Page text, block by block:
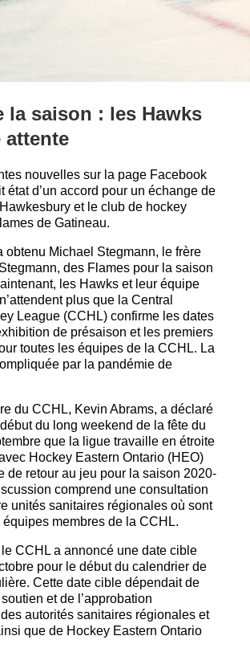
la saison : les Hawks
attente
nouvelles sur la page Facebook
état d’un accord pour un échange de
et le club de hockey
de Gatineau.
obtenu Michael Stegmann, le frère
des Flames pour la saison
les Hawks et leur équipe
plus que la Central
League (CCHL) confirme les dates
de présaison et les premiers
toutes les équipes de la CCHL. La
par la pandémie de
du CCHL, Kevin Abrams, a déclaré
du long weekend de la fête du
que la ligue travaille en étroite
Hockey Eastern Ontario (HEO)
de retour au jeu pour la saison 2020-
comprend une consultation
unités sanitaires régionales où sont
membres de la CCHL.
CCHL a annoncé une date cible
pour le début du calendrier de
Cette date cible dépendait de
soutien et de l’approbation
autorités sanitaires régionales et
que de Hockey Eastern Ontario